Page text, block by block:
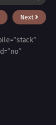
Next